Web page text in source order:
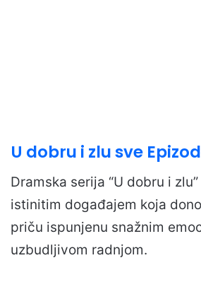
U dobru i zlu sve
Dramska serija “U dobru i
istinitim događajem koja
priču ispunjenu snažnim
uzbudljivom radnjom.